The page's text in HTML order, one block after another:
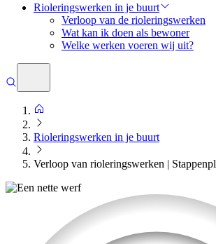
Rioleringswerken in je buurt
Verloop van de rioleringswerken
Wat kan ik doen als bewoner
Welke werken voeren wij uit?
Rioleringswerken in je buurt
Verloop van rioleringswerken |